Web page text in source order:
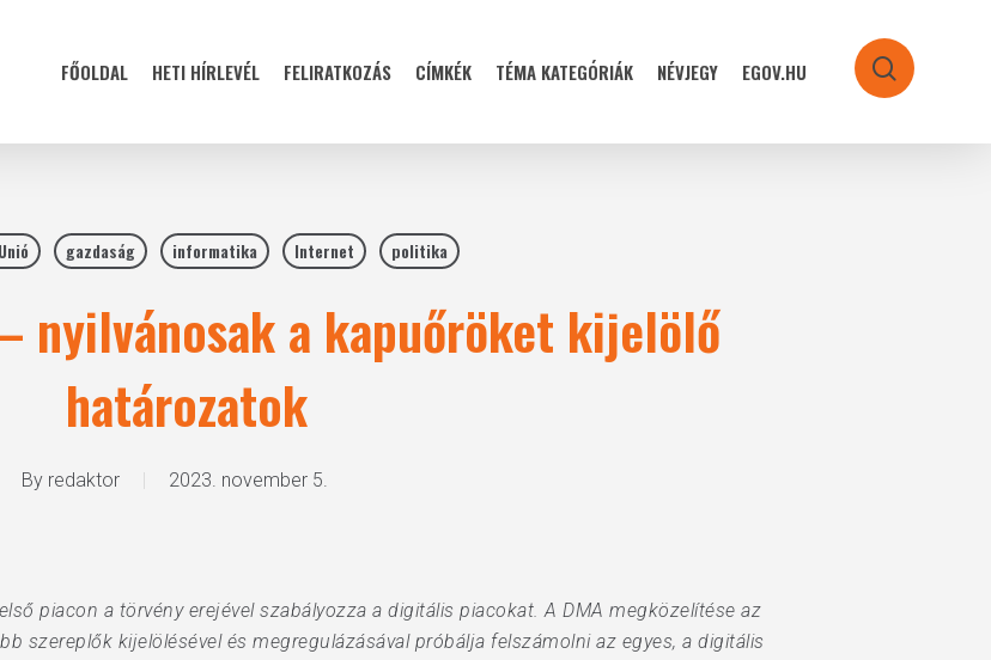
FŐOLDAL HETI HÍRLEVÉL FELIRATKOZÁS CÍMKÉK TÉMA KATEGÓRIÁK NÉVJEGY EGOV.HU search
gazdaság informatika Internet politika
nyilvánosak a kapuőröket kijelölő
határozatok
By redaktor 2023. november 5.
piacon a törvény erejével szabályozza a digitális piacokat. A DMA megközelítése az
szereplők kijelölésével és megregulázásával próbálja felszámolni az egyes, a digitális